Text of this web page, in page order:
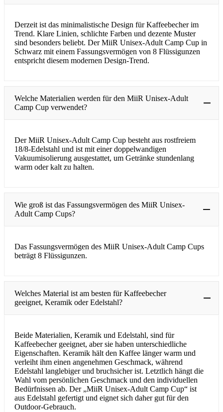
Derzeit ist das minimalistische Design für Kaffeebecher im
Trend. Klare Linien, schlichte Farben und dezente Muster
sind besonders beliebt. Der MiiR Unisex-Adult Camp Cup in
Schwarz mit einem Fassungsvermögen von 8 Flüssigunzen
entspricht diesem modernen Design-Trend.
Welche Materialien werden für den MiiR Unisex-Adult
Camp Cup verwendet?
Der MiiR Unisex-Adult Camp Cup besteht aus rostfreiem
18/8-Edelstahl und ist mit einer doppelwandigen
Vakuumisolierung ausgestattet, um Getränke stundenlang
warm oder kalt zu halten.
Wie groß ist das Fassungsvermögen des MiiR Unisex-
Adult Camp Cups?
Das Fassungsvermögen des MiiR Unisex-Adult Camp Cups
beträgt 8 Flüssigunzen.
Welches Material ist am besten für Kaffeebecher
geeignet, Keramik oder Edelstahl?
Beide Materialien, Keramik und Edelstahl, sind für
Kaffeebecher geeignet, aber sie haben unterschiedliche
Eigenschaften. Keramik hält den Kaffee länger warm und
verleiht ihm einen angenehmen Geschmack, während
Edelstahl langlebiger und bruchsicher ist. Letztlich hängt die
Wahl vom persönlichen Geschmack und den individuellen
Bedürfnissen ab. Der „MiiR Unisex-Adult Camp Cup“ ist
aus Edelstahl gefertigt und eignet sich daher gut für den
Outdoor-Gebrauch.